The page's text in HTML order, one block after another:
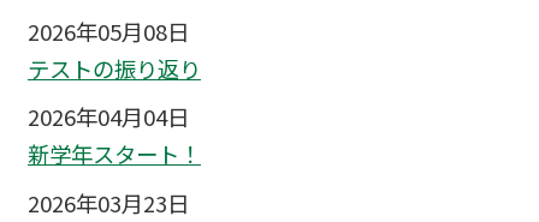
2026年05月08日
テストの振り返り
2026年04月04日
新学年スタート！
2026年03月23日